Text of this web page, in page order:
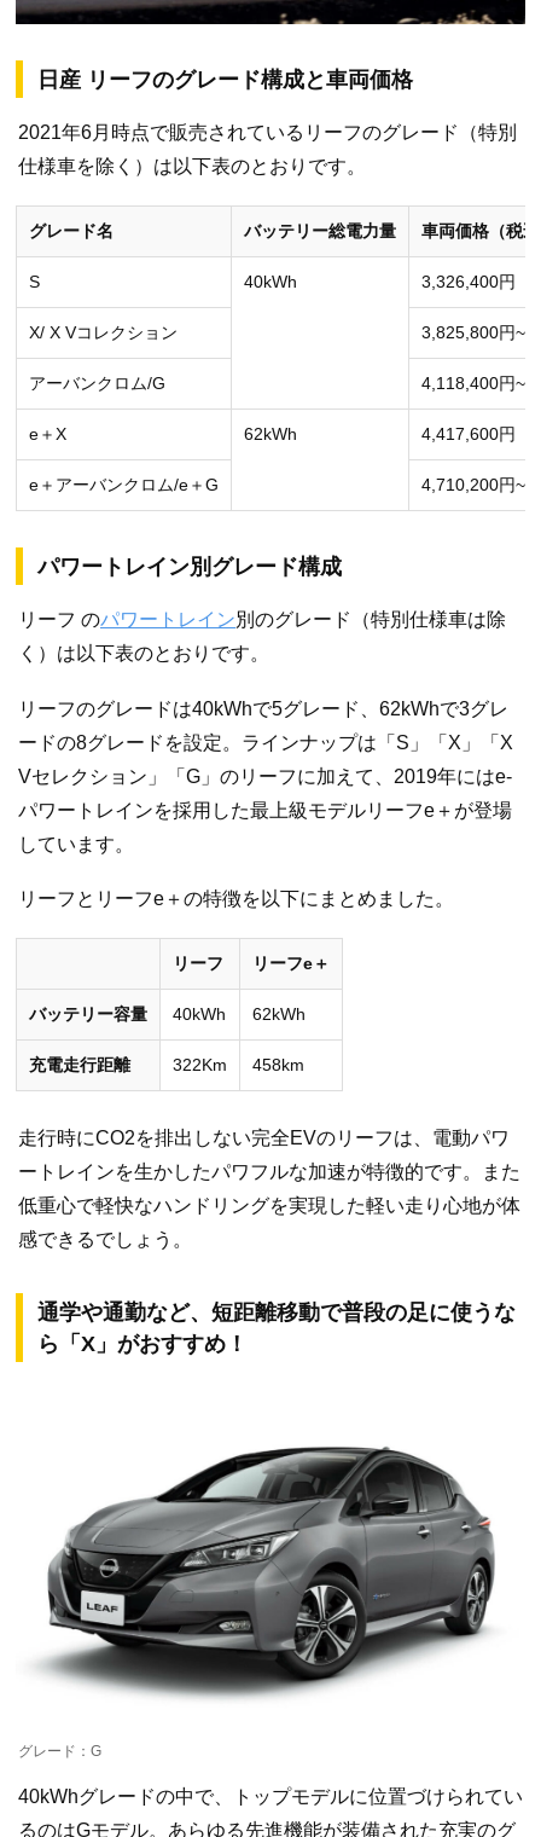
日産 リーフのグレード構成と車両価格
2021年6月時点で販売されているリーフのグレード（特別
仕様車を除く）は以下表のとおりです。
グレード名 バッテリー総電力量 車両価格（税
S 40kWh 3,326,400円
X/ X Vコレクション 3,825,800円~
アーバンクロム/G 4,118,400円~
e＋X 62kWh 4,417,600円
e＋アーバンクロム/e＋G 4,710,200円~
パワートレイン別グレード構成
リーフ のパワートレイン別のグレード（特別仕様車は除
く）は以下表のとおりです。
リーフのグレードは40kWhで5グレード、62kWhで3グレ
ードの8グレードを設定。ラインナップは「S」「X」「X
Vセレクション」「G」のリーフに加えて、2019年にはe-
パワートレインを採用した最上級モデルリーフe＋が登場
しています。
リーフとリーフe＋の特徴を以下にまとめました。
リーフ リーフe＋
バッテリー容量 40kWh 62kWh
充電走行距離 322Km 458km
走行時にCO2を排出しない完全EVのリーフは、電動パワ
ートレインを生かしたパワフルな加速が特徴的です。また
低重心で軽快なハンドリングを実現した軽い走り心地が体
感できるでしょう。
通学や通勤など、短距離移動で普段の足に使うな
ら「X」がおすすめ！
グレード：G
40kWhグレードの中で、トップモデルに位置づけられてい
るのはGモデル。あらゆる先進機能が装備された充実のグ